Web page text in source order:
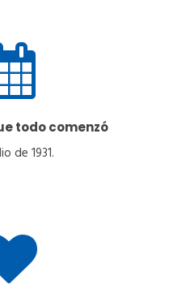
todo comenzó
de 1931.